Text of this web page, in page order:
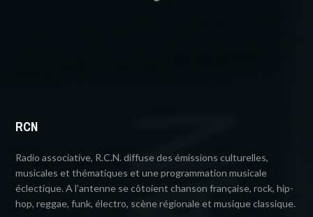
RCN
Radio associative, R.C.N. diffuse des émissions culturelles,
musicales et thématiques et une programmation musicale
éclectique. A l’antenne se côtoient chanson française, rock, hip-
hop, reggae, funk, électro, scène régionale et musique classique.